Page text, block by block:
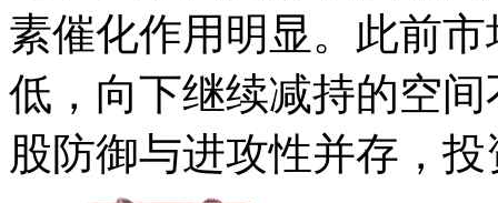
素催化作用明显。此前
低，向下继续减持的空
股防御与进攻性并存，